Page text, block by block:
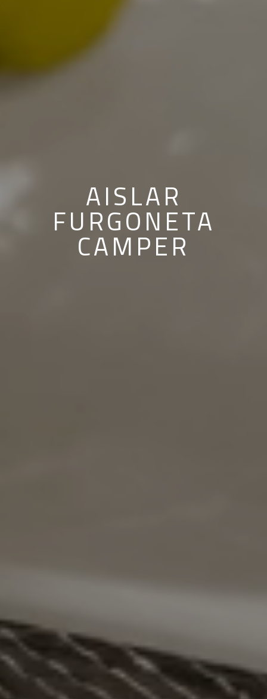
AISLAR
FURGONETA
CAMPER